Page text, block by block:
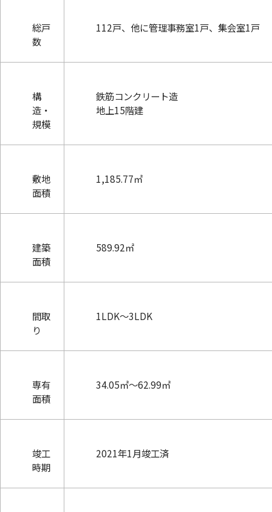
総戸
数
112戸、他に管理事務室1戸、集会室1戸
構
造・
規模
鉄筋コンクリート造
地上15階建
敷地
面積
1,185.77㎡
建築
面積
589.92㎡
間取
り
1LDK～3LDK
専有
面積
34.05㎡～62.99㎡
竣工
時期
2021年1月竣工済